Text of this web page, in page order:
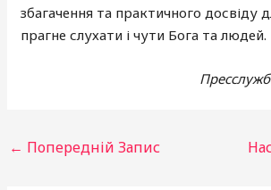
збагачення та практичного досвіду
прагне слухати і чути Бога та людей.
← Попередній Запис